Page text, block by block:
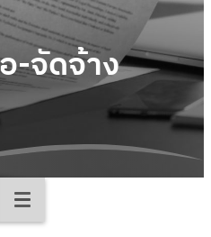
-จัดจ้าง